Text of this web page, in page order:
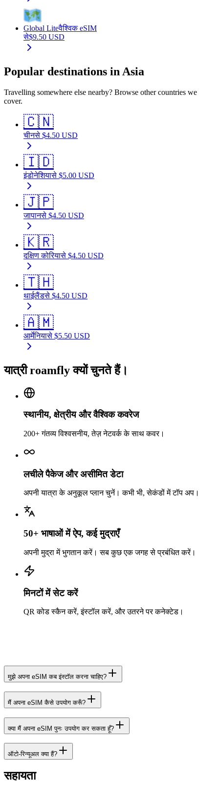
Global Liteवैश्विक eSIM
से$9.50 USD
Popular destinations in Asia
Travelling somewhere else nearby? Browse other countries we
cover.
🇨🇳
चीनसे $4.50 USD
🇮🇩
इंडोनेशियासे $5.00 USD
🇯🇵
जापानसे $4.50 USD
🇰🇷
दक्षिण कोरियासे $4.50 USD
🇹🇭
थाईलैंडसे $4.50 USD
🇦🇲
आर्मेनियासे $5.50 USD
यात्री roamfly क्यों चुनते हैं।
स्थानीय, क्षेत्रीय और वैश्विक कवरेज
200+ गंतव्य विश्वसनीय, तेज़ नेटवर्क के साथ कवर।
लचीले पैकेज और असीमित डेटा
अपनी यात्रा के अनुकूल प्लान चुनें। कभी भी, सेकंडों में टॉप अप।
50+ भाषाओं में ऐप, कई मुद्राएँ
अपनी मुद्रा में भुगतान करें। सब कुछ एक जगह से प्रबंधित करें।
मिनटों में सेट करें
QR कोड स्कैन करें, इंस्टॉल करें, और उतरने पर कनेक्टेड।
मुझे अपना eSIM कब इंस्टॉल करना चाहिए?
मैं अपना eSIM कैसे उपयोग करूँ?
क्या मैं अपना eSIM पुनः उपयोग कर सकता हूँ?
ऑटो-रिन्यूअल क्या हैं?
सहायता